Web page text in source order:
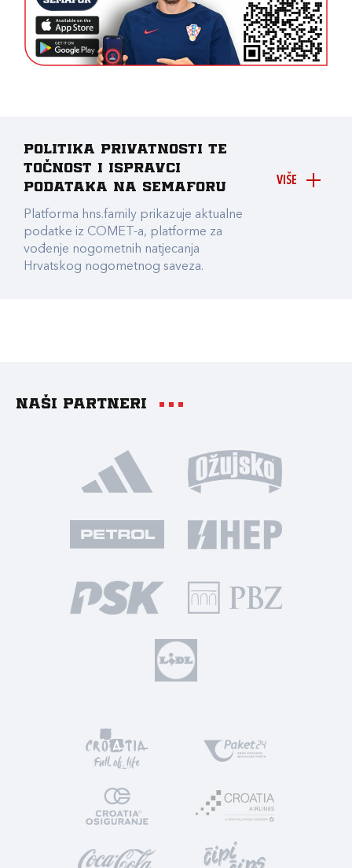
VIŠE
Politika privatnosti te
točnost i ispravci
podataka na Semaforu
Platforma hns.family prikazuje aktualne
podatke iz COMET-a, platforme za
vođenje nogometnih natjecanja
Hrvatskog nogometnog saveza.
Naši partneri